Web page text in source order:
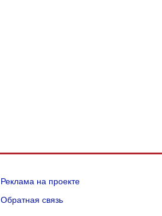
Реклама на проекте
Обратная связь